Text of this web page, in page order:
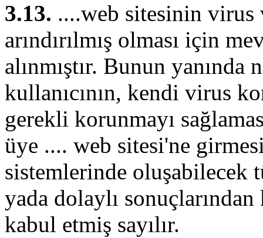
3.13. ....web sitesinin virus
arındırılmış olması için
alınmıştır. Bunun
kullanıcının, kendi virus
gerekli korunmayı
üye .... web sitesi'ne
sistemlerinde oluşabilecek
yada dolaylı
kabul etmiş sayılır.